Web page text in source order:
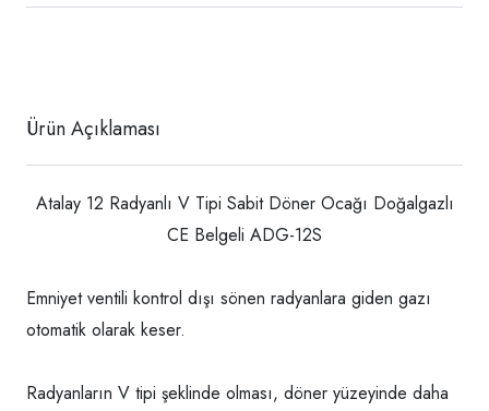
Ürün Açıklaması
Atalay 12 Radyanlı V Tipi Sabit Döner Ocağı Doğalgazlı
CE Belgeli ADG-12S
Emniyet ventili kontrol dışı sönen radyanlara giden gazı
otomatik olarak keser.
Radyanların V tipi şeklinde olması, döner yüzeyinde daha